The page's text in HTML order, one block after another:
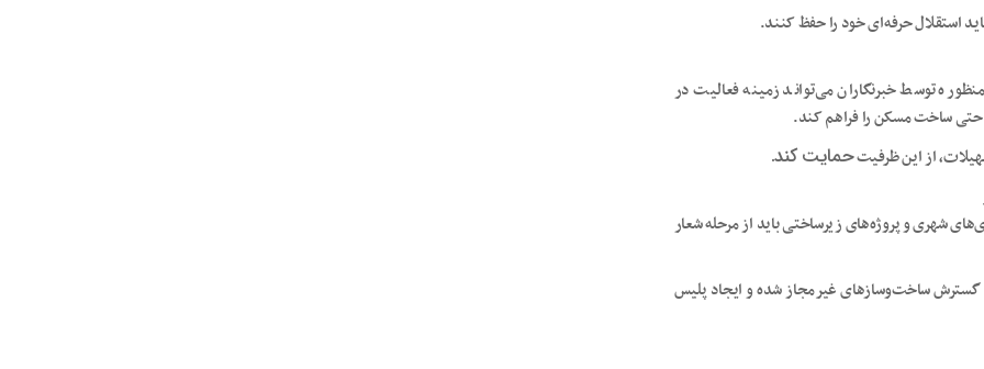
استقلال حرفه‌ای خود را حفظ کنند.
توسط خبرنگاران می‌تواند زمینه فعالیت در
حتی ساخت مسکن را فراهم کند.
از این ظرفیتحمایت کند.
شهری و پروژه‌های زیرساختی باید از مرحله شعار
ساخت‌وسازهای غیرمجاز شده و ایجاد پلیس